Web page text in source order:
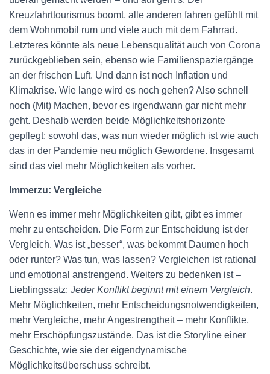
Kreuzfahrttourismus boomt, alle anderen fahren gefühlt mit
dem Wohnmobil rum und viele auch mit dem Fahrrad.
Letzteres könnte als neue Lebensqualität auch von Corona
zurückgeblieben sein, ebenso wie Familienspaziergänge
an der frischen Luft. Und dann ist noch Inflation und
Klimakrise. Wie lange wird es noch gehen? Also schnell
noch (Mit) Machen, bevor es irgendwann gar nicht mehr
geht. Deshalb werden beide Möglichkeitshorizonte
gepflegt: sowohl das, was nun wieder möglich ist wie auch
das in der Pandemie neu möglich Gewordene. Insgesamt
sind das viel mehr Möglichkeiten als vorher.
Immerzu: Vergleiche
Wenn es immer mehr Möglichkeiten gibt, gibt es immer
mehr zu entscheiden. Die Form zur Entscheidung ist der
Vergleich. Was ist „besser“, was bekommt Daumen hoch
oder runter? Was tun, was lassen? Vergleichen ist rational
und emotional anstrengend. Weiters zu bedenken ist –
Lieblingssatz: Jeder Konflikt beginnt mit einem Vergleich.
Mehr Möglichkeiten, mehr Entscheidungsnotwendigkeiten,
mehr Vergleiche, mehr Angestrengtheit – mehr Konflikte,
mehr Erschöpfungszustände. Das ist die Storyline einer
Geschichte, wie sie der eigendynamische
Möglichkeitsüberschuss schreibt.